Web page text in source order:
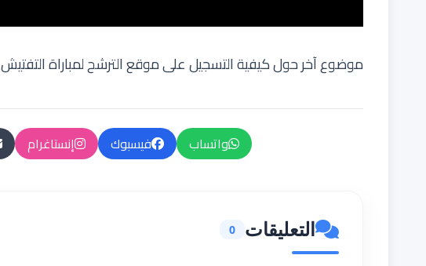
موضوع آخر حول كيفية التسجيل على موقع الترشح لمباراة التفتيش
واتساب فيسبوك إنستاغرام
التعليقات 0